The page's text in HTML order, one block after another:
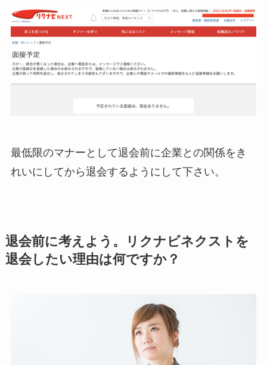
最低限のマナーとして退会前に企業との関係をき
れいにしてから退会するようにして下さい。
退会前に考えよう。リクナビネクストを
退会したい理由は何ですか？